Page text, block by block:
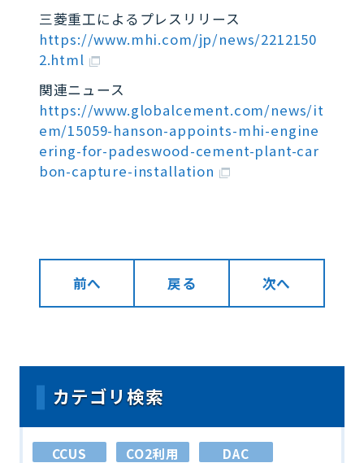
三菱重工によるプレスリリース
https://www.mhi.com/jp/news/2212150
2.html
関連ニュース
https://www.globalcement.com/news/it
em/15059-hanson-appoints-mhi-engine
ering-for-padeswood-cement-plant-car
bon-capture-installation
前へ 戻る 次へ
カテゴリ検索
CCUS CO2利用
DAC